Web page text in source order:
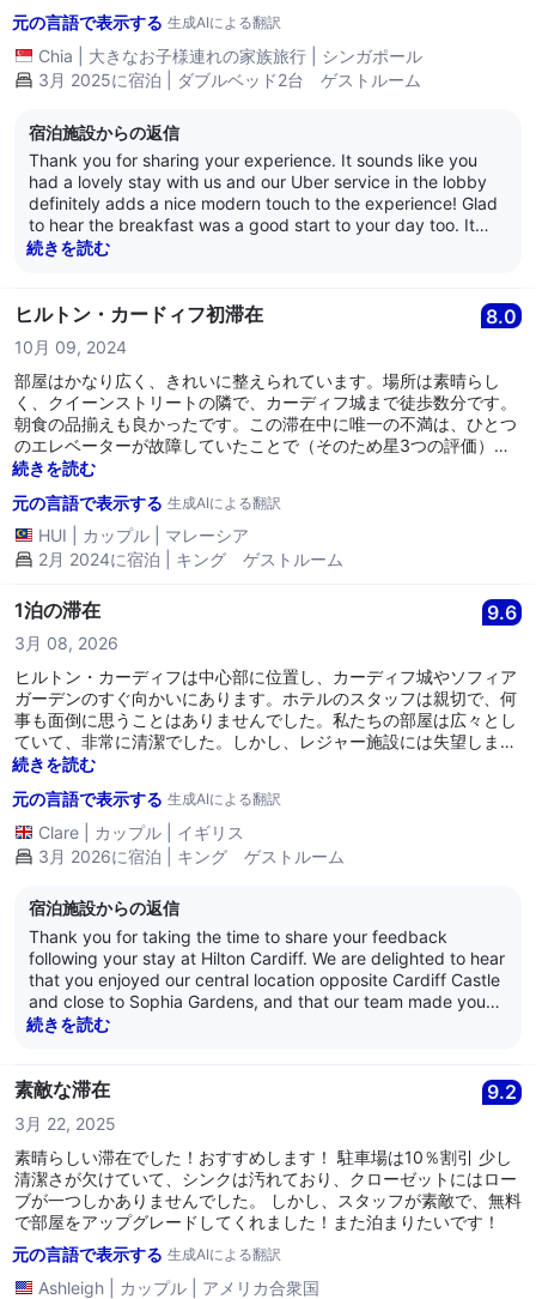
元の言語で表示する 生成AIによる翻訳
Chia 大きなお子様連れの家族旅行
シンガポール
3月 2025に宿泊 | ダブルベッド2台 ゲストルーム
宿泊施設からの返信
Thank you for sharing your experience. It sounds like you
had a lovely stay with us and our Uber service in the lobby
definitely adds a nice modern touch to the experience! Glad
to hear the breakfast was a good start to your day too. It
seems like everything came together for a comfortable and
続きを読む
ヒルトン・カードィフ初滞在 8.0
10月 09, 2024
部屋はかなり広く、きれいに整えられています。場所は素晴らし
く、クイーンストリートの隣で、カーディフ城まで徒歩数分です。
朝食の品揃えも良かったです。この滞在中に唯一の不満は、ひとつ
のエレベーターが故障していたことで（そのため星3つの評価）、
特にピーク時には大きな不便を感じました。
続きを読む
元の言語で表示する 生成AIによる翻訳
HUI カップル
マレーシア
2月 2024に宿泊 | キング ゲストルーム
1泊の滞在 9.6
3月 08, 2026
ヒルトン・カーディフは中心部に位置し、カーディフ城やソフィア
ガーデンのすぐ向かいにあります。ホテルのスタッフは親切で、何
事も面倒に思うことはありませんでした。私たちの部屋は広々とし
ていて、非常に清潔でした。しかし、レジャー施設には失望しまし
た。更衣室は明らかに定期的にチェックされておらず、床は汚れて
た。
続きを読む
元の言語で表示する 生成AIによる翻訳
Clare カップル
イギリス
3月 2026に宿泊 | キング ゲストルーム
宿泊施設からの返信
Thank you for taking the time to share your feedback
following your stay at Hilton Cardiff. We are delighted to hear
that you enjoyed our central location opposite Cardiff Castle
and close to Sophia Gardens, and that our team made you
feel welcome throughout your visit. It is also wonderful to
disappointment with the leisure facilities. This is certainly not
maintain. Your comments regarding the changing rooms and
pool area have been shared with our leisure team so that
immediate improvements can be made and additional
checks carried out. We truly appreciate your feedback as it
helps us continue to improve our guest experience. We hope
to have the opportunity to welcome you back in the future
and provide a much better experience in all areas of the
hotel. Kind regards, Hilton Cardiff Team
続きを読む
素敵な滞在 9.2
3月 22, 2025
素晴らしい滞在でした！おすすめします！ 駐車場は10％割引 少し
清潔さが欠けていて、シンクは汚れており、クローゼットにはロー
ブが一つしかありませんでした。 しかし、スタッフが素敵で、無料
で部屋をアップグレードしてくれました！また泊まりたいです！
元の言語で表示する 生成AIによる翻訳
Ashleigh カップル
アメリカ合衆国